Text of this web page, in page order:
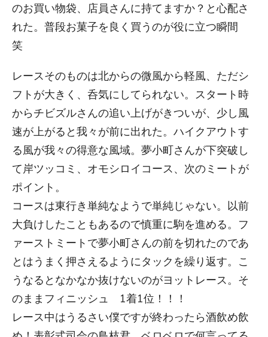
のお買い物袋、店員さんに持てますか？と心配さ
れた。普段お菓子を良く買うのが役に立つ瞬間
笑
レースそのものは北からの微風から軽風、ただシ
フトが大きく、呑気にしてられない。スタート時
からチビズルさんの追い上げがきついが、少し風
速が上がると我々が前に出れた。ハイクアウトす
る風が我々の得意な風域。夢小町さんが下突破し
て岸ツッコミ、オモシロイコース、次のミートが
ポイント。
コースは東行き単純なようで単純じゃない。以前
大負けしたこともあるので慎重に駒を進める。フ
ァーストミートで夢小町さんの前を切れたのであ
とはうまく押さえるようにタックを繰り返す。こ
うなるとなかなか抜けないのがヨットレース。そ
のままフィニッシュ 1着1位！！！
レース中はうるさい僕ですが終わったら酒飲め飲